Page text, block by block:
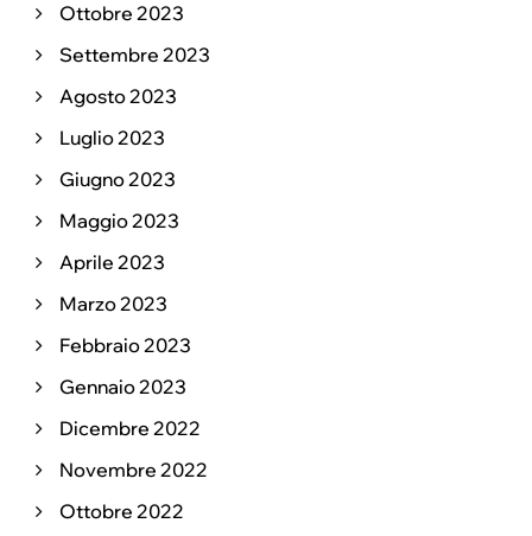
Ottobre 2023
Settembre 2023
Agosto 2023
Luglio 2023
Giugno 2023
Maggio 2023
Aprile 2023
Marzo 2023
Febbraio 2023
Gennaio 2023
Dicembre 2022
Novembre 2022
Ottobre 2022